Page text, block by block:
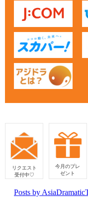
リクエスト
受付中♡
今月のプレ
ゼント